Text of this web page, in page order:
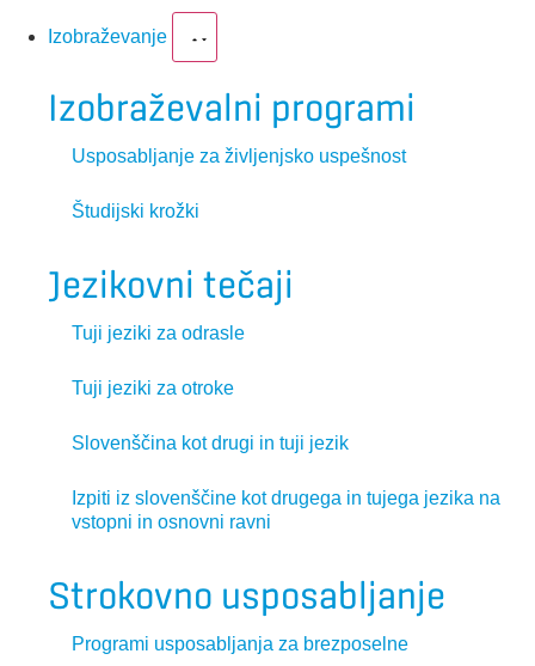
Izobraževanje
Izobraževalni programi
Usposabljanje za življenjsko uspešnost
Študijski krožki
Jezikovni tečaji
Tuji jeziki za odrasle
Tuji jeziki za otroke
Slovenščina kot drugi in tuji jezik
Izpiti iz slovenščine kot drugega in tujega jezika na
vstopni in osnovni ravni
Strokovno usposabljanje
Programi usposabljanja za brezposelne